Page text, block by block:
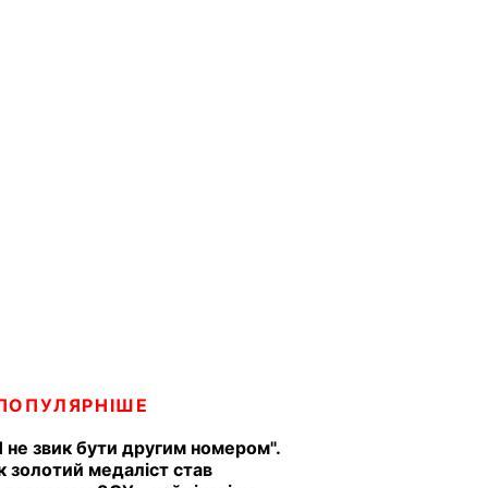
не звик бути другим номером".
золотий медаліст став